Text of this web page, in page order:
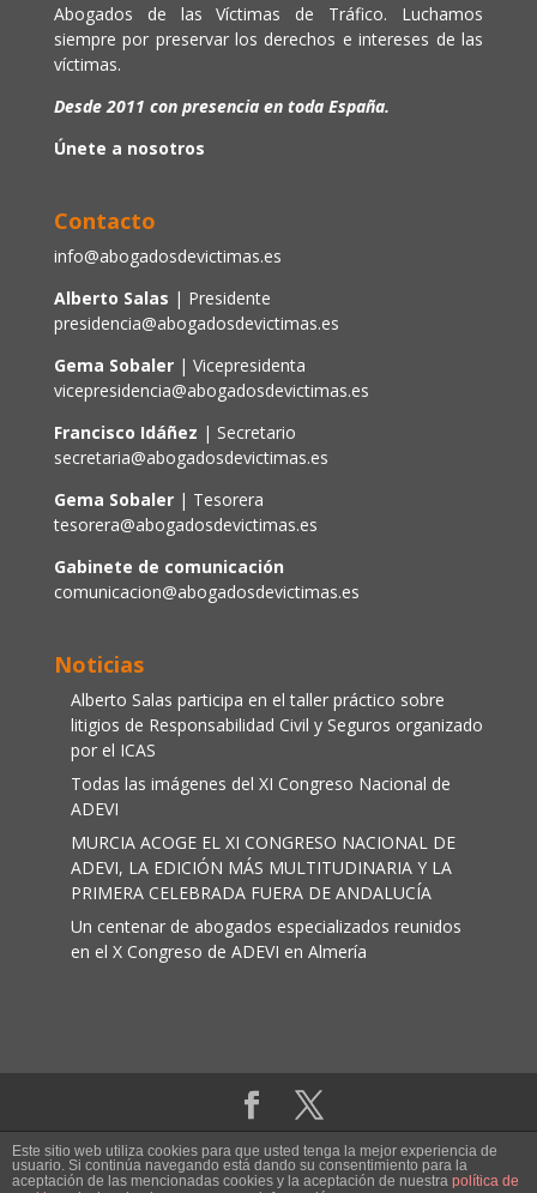
Abogados de las Víctimas de Tráfico. Luchamos
siempre por preservar los derechos e intereses de las
víctimas.
Desde 2011 con presencia en toda España.
Únete a nosotros
Contacto
info@abogadosdevictimas.es
Alberto Salas | Presidente
presidencia@abogadosdevictimas.es
Gema Sobaler | Vicepresidenta
vicepresidencia@abogadosdevictimas.es
Francisco Idáñez | Secretario
secretaria@abogadosdevictimas.es
Gema Sobaler| Tesorera
tesorera@abogadosdevictimas.es
Gabinete de comunicación
comunicacion@abogadosdevictimas.es
Noticias
Alberto Salas participa en el taller práctico sobre
litigios de Responsabilidad Civil y Seguros organizado
por el ICAS
Todas las imágenes del XI Congreso Nacional de
ADEVI
MURCIA ACOGE EL XI CONGRESO NACIONAL DE
ADEVI, LA EDICIÓN MÁS MULTITUDINARIA Y LA
PRIMERA CELEBRADA FUERA DE ANDALUCÍA
Un centenar de abogados especializados reunidos
en el X Congreso de ADEVI en Almería
Aviso legal|Política de cookies
Este sitio web utiliza cookies para que usted tenga la mejor experiencia de
usuario. Si continúa navegando está dando su consentimiento para la
aceptación de las mencionadas cookies y la aceptación de nuestra política de